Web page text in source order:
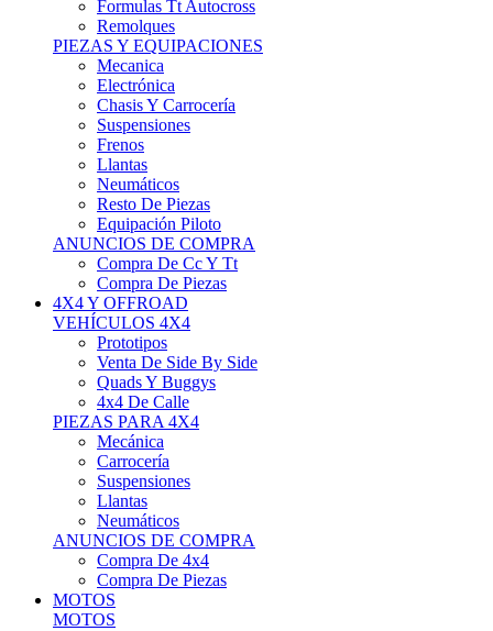
PIEZAS Y EQUIPACIONES
Mecanica
Electrónica
Chasis Y Carrocería
Suspensiones
Frenos
Llantas
Neumáticos
Resto De Piezas
Equipación Piloto
ANUNCIOS DE COMPRA
Compra De Cc Y Tt
Compra De Piezas
4X4 Y OFFROAD
VEHÍCULOS 4X4
Prototipos
Venta De Side By Side
Quads Y Buggys
4x4 De Calle
PIEZAS PARA 4X4
Mecánica
Carrocería
Suspensiones
Llantas
Neumáticos
ANUNCIOS DE COMPRA
Compra De 4x4
Compra De Piezas
MOTOS
MOTOS
Motos De Circuito